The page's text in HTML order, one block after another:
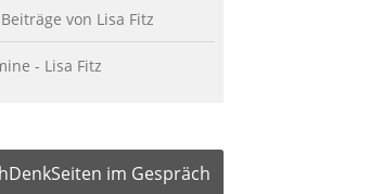
von Lisa Fitz
- Lisa Fitz
im Gespräch